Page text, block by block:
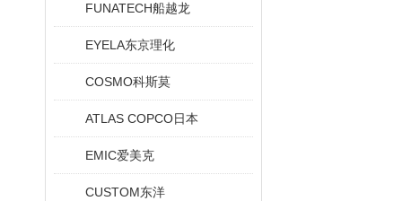
FUNATECH船越龙
EYELA东京理化
COSMO科斯莫
ATLAS COPCO日本
EMIC爱美克
CUSTOM东洋